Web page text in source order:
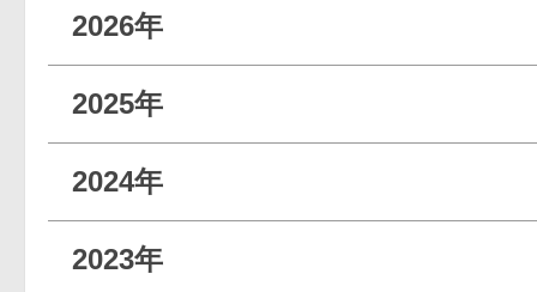
2026年
2025年
2024年
2023年